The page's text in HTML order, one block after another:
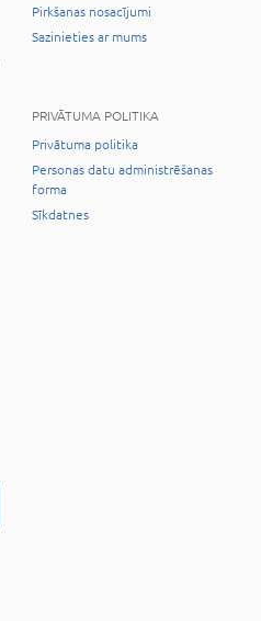
Pirkšanas nosacījumi
Sazinieties ar mums
PRIVĀTUMA POLITIKA
Privātuma politika
Personas datu administrēšanas
forma
Sīkdatnes